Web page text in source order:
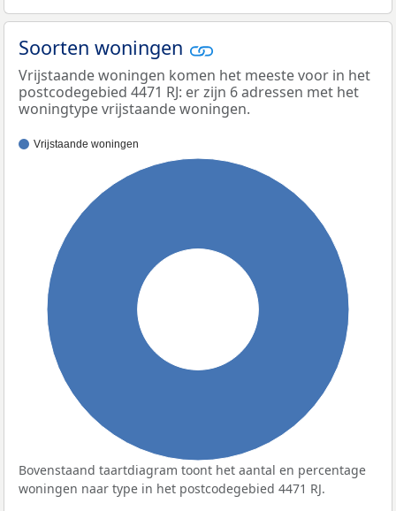
Soorten woningen
Vrijstaande woningen komen het meeste voor in het
postcodegebied 4471 RJ: er zijn 6 adressen met het
woningtype vrijstaande woningen.
Vrijstaande woningen
Bovenstaand taartdiagram toont het aantal en percentage
woningen naar type in het postcodegebied 4471 RJ.